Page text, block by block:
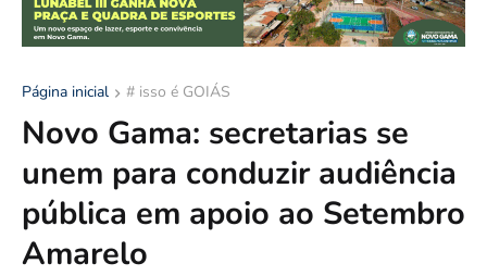
Página inicial # isso é GOIÁS
Novo Gama: secretarias se
unem para conduzir audiência
pública em apoio ao Setembro
Amarelo